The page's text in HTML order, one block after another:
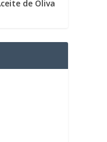
de Oliva